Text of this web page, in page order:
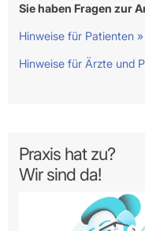
Sie haben Fragen zur
Hinweise für Patienten »
Hinweise für Ärzte und
Praxis hat zu?
Wir sind da!